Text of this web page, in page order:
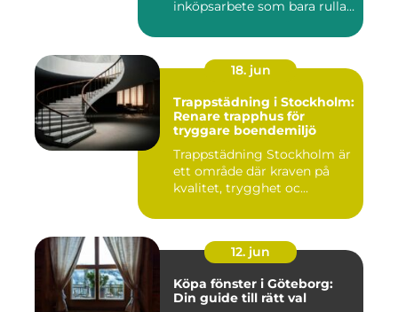
inköpsarbete som bara rullar
18. jun
Trappstädning i Stockholm:
Renare trapphus för
tryggare boendemiljö
Trappstädning Stockholm är
ett område där kraven på
kvalitet, trygghet oc...
12. jun
Köpa fönster i Göteborg:
Din guide till rätt val